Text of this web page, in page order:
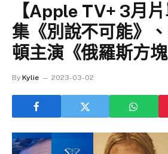
【Apple TV+ 3月
集《別說不可能》
頓主演《俄羅斯方塊
By Kylie 2023-03-02